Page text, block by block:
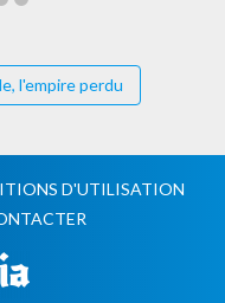
l'empire perdu
D'UTILISATION